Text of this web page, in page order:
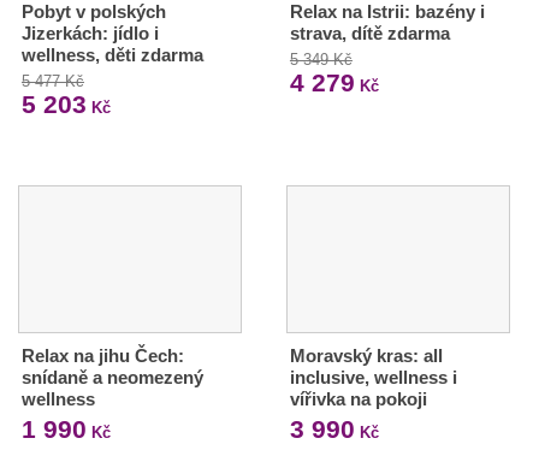
Pobyt v polských
Jizerkách: jídlo i
wellness, děti zdarma
5 477 Kč
5 203 Kč
Relax na Istrii: bazény i
strava, dítě zdarma
5 349 Kč
4 279 Kč
Relax na jihu Čech:
snídaně a neomezený
wellness
1 990 Kč
Moravský kras: all
inclusive, wellness i
vířivka na pokoji
3 990 Kč